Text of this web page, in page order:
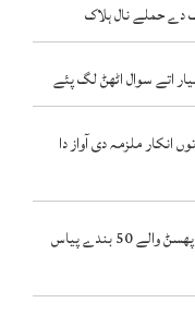
دے حملے نال ہلاک
اتے سوال اٹھݨ لگ پئے
ملزمہ دی آواز دا
نائیجر دے صحرائے صحارا وچ گڈی خراب ہو کے پھسݨ والے 50 بندے پیاس